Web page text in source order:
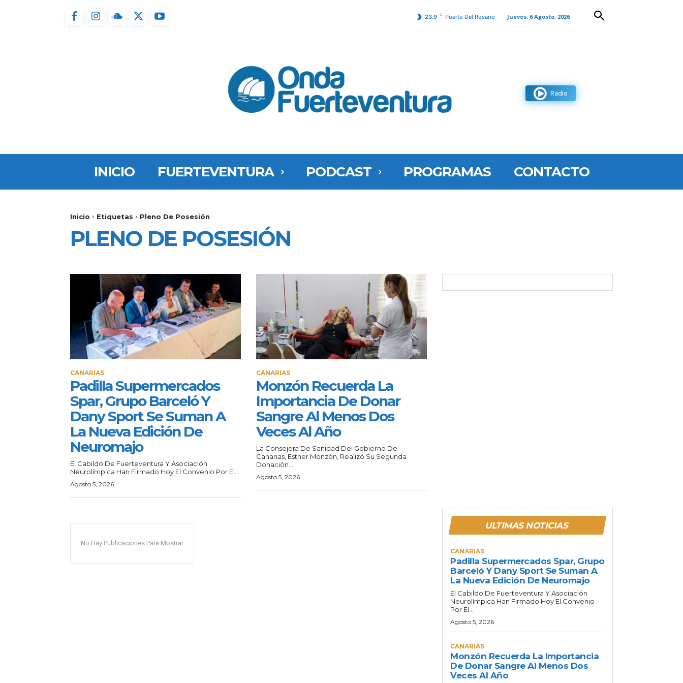
23.9 C Puerto Del Rosario Jueves, 6 Agosto, 2026
Radio
INICIO FUERTEVENTURA PODCAST PROGRAMAS CONTACTO
Inicio Etiquetas Pleno De Posesión
PLENO DE POSESIÓN
CANARIAS
Padilla Supermercados
Spar, Grupo Barceló Y
Dany Sport Se Suman A
La Nueva Edición De
Neuromajo
El Cabildo De Fuerteventura Y Asociación
Neurolímpica Han Firmado Hoy El Convenio Por El...
Agosto 5, 2026
CANARIAS
Monzón Recuerda La
Importancia De Donar
Sangre Al Menos Dos
Veces Al Año
La Consejera De Sanidad Del Gobierno De
Canarias, Esther Monzón, Realizó Su Segunda
Donación...
Agosto 5, 2026
No Hay Publicaciones Para Mostrar
ULTIMAS NOTICIAS
CANARIAS
Padilla Supermercados Spar, Grupo
Barceló Y Dany Sport Se Suman A
La Nueva Edición De Neuromajo
El Cabildo De Fuerteventura Y Asociación
Neurolímpica Han Firmado Hoy El Convenio
Por El...
Agosto 5, 2026
CANARIAS
Monzón Recuerda La Importancia
De Donar Sangre Al Menos Dos
Veces Al Año